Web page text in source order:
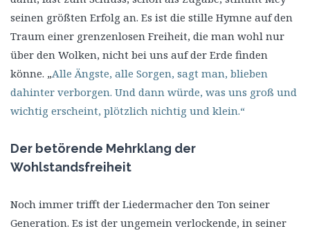
seinen größten Erfolg an. Es ist die stille Hymne auf den
Traum einer grenzenlosen Freiheit, die man wohl nur
über den Wolken, nicht bei uns auf der Erde finden
könne. „Alle Ängste, alle Sorgen, sagt man, blieben
dahinter verborgen. Und dann würde, was uns groß und
wichtig erscheint, plötzlich nichtig und klein.“
Der betörende Mehrklang der
Wohlstandsfreiheit
Noch immer trifft der Liedermacher den Ton seiner
Generation. Es ist der ungemein verlockende, in seiner